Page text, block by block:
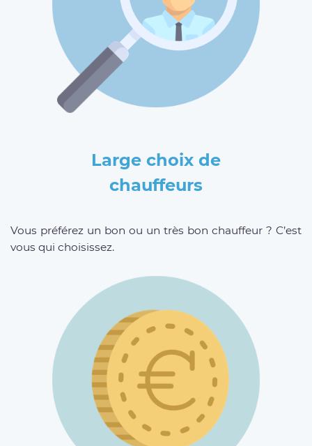
Large choix de
chauffeurs
Vous préférez un bon ou un très bon chauffeur ? C’est
vous qui choisissez.